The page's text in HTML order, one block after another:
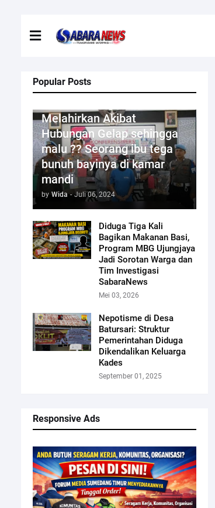
Popular Posts
Melahirkan Akibat
Hubungan Gelap sehingga
malu ?? Seorang ibu tega
bunuh bayinya di kamar
mandi
by Wida - Juli 06, 2024
Diduga Tiga Kali
Bagikan Makanan Basi,
Program MBG Ujungjaya
Jadi Sorotan Warga dan
Tim Investigasi
SabaraNews
Mei 03, 2026
Nepotisme di Desa
Batursari: Struktur
Pemerintahan Diduga
Dikendalikan Keluarga
Kades
September 01, 2025
Responsive Ads